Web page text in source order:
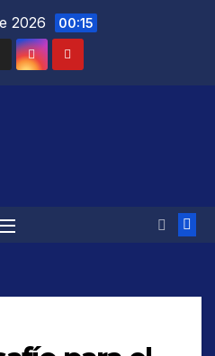
2026 00:15